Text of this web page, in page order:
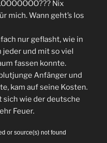
Nix
mich. Wann geht’s los
nur geflasht, wie in
jeder und mit so viel
fassen konnte.
Anfänger und
kam auf seine Kosten.
sich wie der deutsche
Feuer.
or source(s) not found